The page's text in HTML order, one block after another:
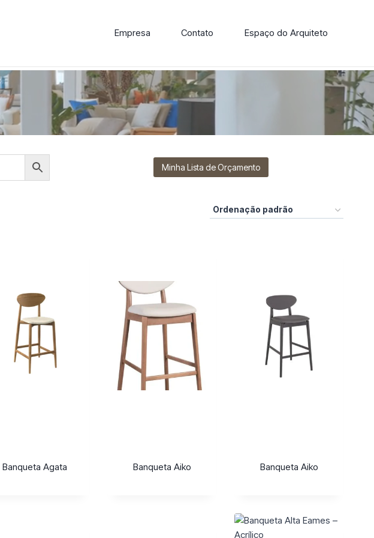
Empresa Contato Espaço do Arquiteto
e personalidade. Explore nossa linha de cadeiras, poltronas, sofás e mesas de
Minha Lista de Orçamento
Banqueta Agata Banqueta Aiko Banqueta Aiko